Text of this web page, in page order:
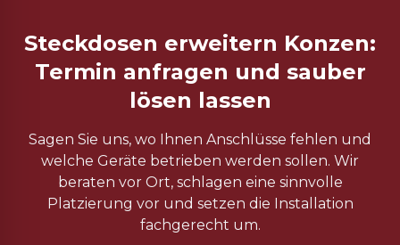
Steckdosen erweitern Konzen:
Termin anfragen und sauber
lösen lassen
Sagen Sie uns, wo Ihnen Anschlüsse fehlen und
welche Geräte betrieben werden sollen. Wir
beraten vor Ort, schlagen eine sinnvolle
Platzierung vor und setzen die Installation
fachgerecht um.